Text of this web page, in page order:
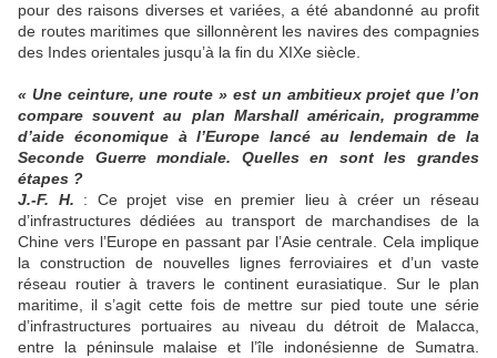
pour des raisons diverses et variées, a été abandonné au profit
de routes maritimes que sillonnèrent les navires des compagnies
des Indes orientales jusqu’à la fin du XIXe siècle.
« Une ceinture, une route » est un ambitieux projet que l’on
compare souvent au plan Marshall américain, programme
d’aide économique à l’Europe lancé au lendemain de la
Seconde Guerre mondiale. Quelles en sont les grandes
étapes ?
J.-F. H. : Ce projet vise en premier lieu à créer un réseau
d’infrastructures dédiées au transport de marchandises de la
Chine vers l’Europe en passant par l’Asie centrale. Cela implique
la construction de nouvelles lignes ferroviaires et d’un vaste
réseau routier à travers le continent eurasiatique. Sur le plan
maritime, il s’agit cette fois de mettre sur pied toute une série
d’infrastructures portuaires au niveau du détroit de Malacca,
entre la péninsule malaise et l’île indonésienne de Sumatra.